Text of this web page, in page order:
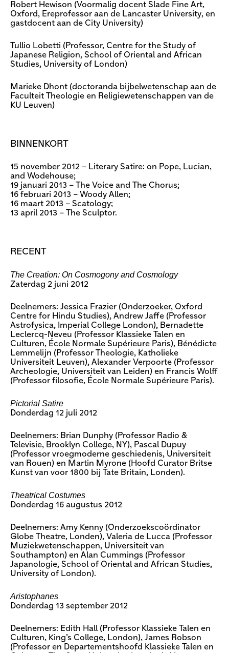
Robert Hewison (Voormalig docent Slade Fine Art,
Oxford, Ereprofessor aan de Lancaster University, en
gastdocent aan de City University)
Tullio Lobetti (Professor, Centre for the Study of
Japanese Religion, School of Oriental and African
Studies, University of London)
Marieke Dhont (doctoranda bijbelwetenschap aan de
Faculteit Theologie en Religiewetenschappen van de
KU Leuven)
BINNENKORT
15 november 2012 – Literary Satire: on Pope, Lucian,
and Wodehouse;
19 januari 2013 – The Voice and The Chorus;
16 februari 2013 – Woody Allen;
16 maart 2013 – Scatology;
13 april 2013 – The Sculptor.
RECENT
The Creation: On Cosmogony and Cosmology
Zaterdag 2 juni 2012
Deelnemers: Jessica Frazier (Onderzoeker, Oxford
Centre for Hindu Studies), Andrew Jaffe (Professor
Astrofysica, Imperial College London), Bernadette
Leclercq-Neveu (Professor Klassieke Talen en
Culturen, École Normale Supérieure Paris), Bénédicte
Lemmelijn (Professor Theologie, Katholieke
Universiteit Leuven), Alexander Verpoorte (Professor
Archeologie, Universiteit van Leiden) en Francis Wolff
(Professor filosofie, École Normale Supérieure Paris).
Pictorial Satire
Donderdag 12 juli 2012
Deelnemers: Brian Dunphy (Professor Radio &
Televisie, Brooklyn College, NY), Pascal Dupuy
(Professor vroegmoderne geschiedenis, Universiteit
van Rouen) en Martin Myrone (Hoofd Curator Britse
Kunst van voor 1800 bij Tate Britain, Londen).
Theatrical Costumes
Donderdag 16 augustus 2012
Deelnemers: Amy Kenny (Onderzoekscoördinator
Globe Theatre, Londen), Valeria de Lucca (Professor
Muziekwetenschappen, Universiteit van
Southampton) en Alan Cummings (Professor
Japanologie, School of Oriental and African Studies,
University of London).
Aristophanes
Donderdag 13 september 2012
Deelnemers: Edith Hall (Professor Klassieke Talen en
Culturen, King’s College, London), James Robson
(Professor en Departementshoofd Klassieke Talen en